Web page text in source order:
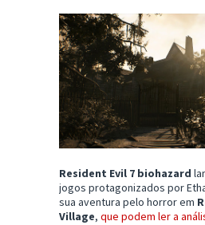
Resident Evil 7 biohazard
jogos protagonizados por
sua aventura pelo horror em
Village, que podem ler a